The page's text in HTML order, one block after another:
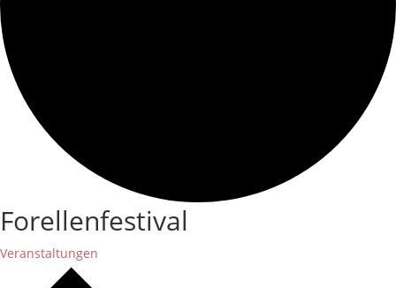
Forellenfestival
Veranstaltungen